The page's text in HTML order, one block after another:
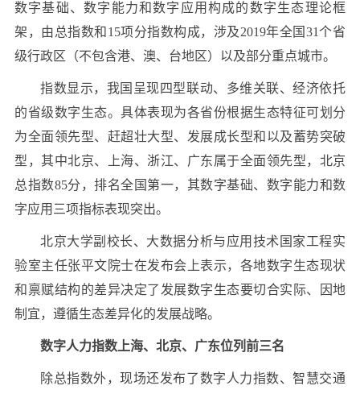
数字基础、数字能力和数字应用构成的数字生态理论框
架，由总指数和15项分指数构成，涉及2019年全国31个省
级行政区（不包含港、澳、台地区）以及部分重点城市。
指数显示，我国呈现四型联动、多维关联、经济依托
的省级数字生态。具体表现为各省份根据生态特征可划分
为全面领先型、赶超壮大型、发展成长型和以及蓄势突破
型，其中北京、上海、浙江、广东属于全面领先型，北京
总指数85分，排名全国第一，其数字基础、数字能力和数
字应用三项指标表现突出。
北京大学副校长、大数据分析与应用技术国家工程实
验室主任张平文院士在发布会上表示，各地数字生态现状
和禀赋结构的差异决定了发展数字生态要切合实际、因地
制宜，遵循生态差异化的发展战略。
数字人力指数上海、北京、广东位列前三名
除总指数外，现场还发布了数字人力指数、智慧交通